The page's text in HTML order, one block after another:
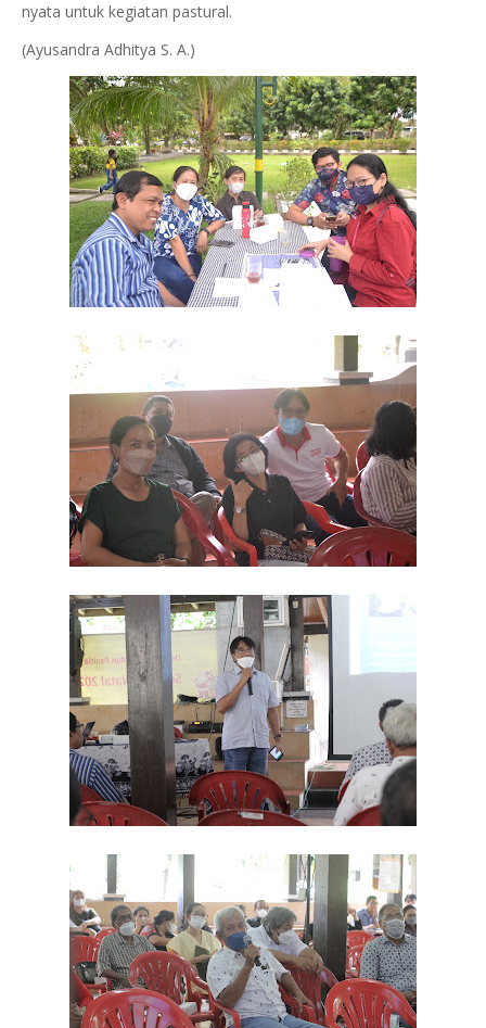
nyata untuk kegiatan pastural.
(Ayusandra Adhitya S. A.)